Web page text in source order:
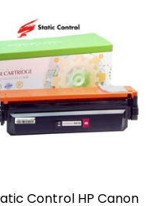
Control HP Canon